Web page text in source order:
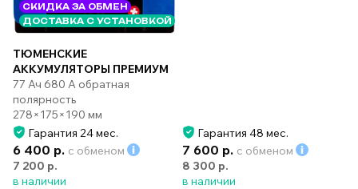
СКИДКА ЗА ОБМЕН
ДОСТАВКА С УСТАНОВКОЙ
ТЮМЕНСКИЕ
АККУМУЛЯТОРЫ ПРЕМИУМ
77 Ач 680 А обратная
полярность
278×175×190 мм
Гарантия 24 мес.
6 400 р. с обменом
7 200 р.
в наличии
Гарантия 48 мес.
7 600 р. с обменом
8 300 р.
в наличии